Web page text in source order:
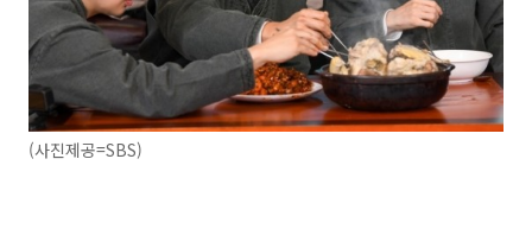
(사진제공=SBS)